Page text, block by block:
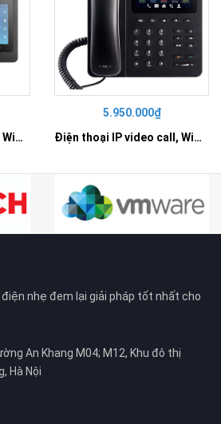
Điện thoại IP video call, Wifi, Bluetooth GXV3370 Video-Skype
5.950.000₫
Điện thoại IP video call, Wifi, Bluetooth GXV3275 Video-Skype
điện nhẹ đem lại giải pháp tốt nhất cho
An Khang M04; M12, Khu đô thị
Hà Nội